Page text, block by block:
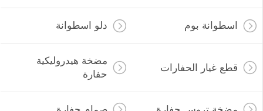
اسطوانة بوم دلو اسطوانة
قطع غيار الحفارات
مضخة هيدروليكية
حفارة